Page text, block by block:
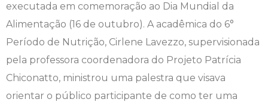
executada em comemoração ao Dia Mundial da
Alimentação (16 de outubro). A acadêmica do 6°
Período de Nutrição, Cirlene Lavezzo, supervisionada
pela professora coordenadora do Projeto Patrícia
Chiconatto, ministrou uma palestra que visava
orientar o público participante de como ter uma
Engenharia Mecânica
Farmácia
Fisioterapia
Manual do Acadêmico
Manual de Formatura
Manual de Trabalhos Acadêmicos
Infocampo
Intercampo
Logos Campo Real